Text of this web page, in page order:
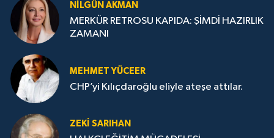
NILGÜN AKMAN
MERKÜR RETROSU KAPIDA: ŞİMDİ HAZIRLIK
ZAMANI
MEHMET YÜCEER
CHP’yi Kılıçdaroğlu eliyle ateşe attılar.
ZEKI SARIHAN